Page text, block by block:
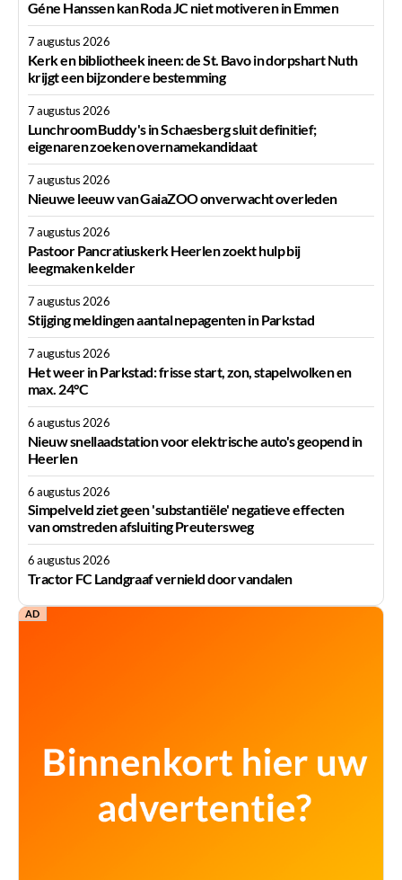
Géne Hanssen kan Roda JC niet motiveren in Emmen
7 augustus 2026
Kerk en bibliotheek ineen: de St. Bavo in dorpshart Nuth
krijgt een bijzondere bestemming
7 augustus 2026
Lunchroom Buddy's in Schaesberg sluit definitief;
eigenaren zoeken overnamekandidaat
7 augustus 2026
Nieuwe leeuw van GaiaZOO onverwacht overleden
7 augustus 2026
Pastoor Pancratiuskerk Heerlen zoekt hulp bij
leegmaken kelder
7 augustus 2026
Stijging meldingen aantal nepagenten in Parkstad
7 augustus 2026
Het weer in Parkstad: frisse start, zon, stapelwolken en
max. 24°C
6 augustus 2026
Nieuw snellaadstation voor elektrische auto's geopend in
Heerlen
6 augustus 2026
Simpelveld ziet geen 'substantiële' negatieve effecten
van omstreden afsluiting Preutersweg
6 augustus 2026
Tractor FC Landgraaf vernield door vandalen
AD